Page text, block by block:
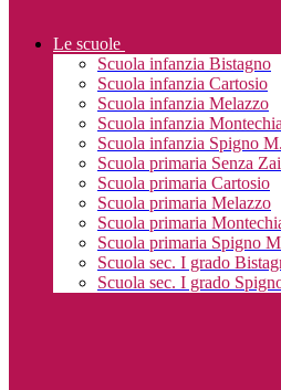
Le scuole
Scuola infanzia Bistagno
Scuola infanzia Cartosio
Scuola infanzia Melazzo
Scuola infanzia
Scuola infanzia Spigno
Scuola primaria Senza
Scuola primaria Cartosio
Scuola primaria Melazzo
Scuola primaria
Scuola primaria Spigno
Scuola sec. I grado
Scuola sec. I grado